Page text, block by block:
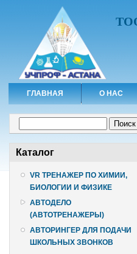
ГЛАВНАЯ О НАС
Каталог
VR ТРЕНАЖЕР ПО ХИМИИ,
БИОЛОГИИ И ФИЗИКЕ
АВТОДЕЛО
(АВТОТРЕНАЖЕРЫ)
АВТОРИНГЕР ДЛЯ ПОДАЧИ
ШКОЛЬНЫХ ЗВОНКОВ